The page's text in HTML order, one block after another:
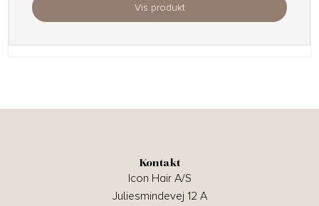
Vis produkt
Kontakt
Icon Hair A/S
Juliesmindevej 12 A